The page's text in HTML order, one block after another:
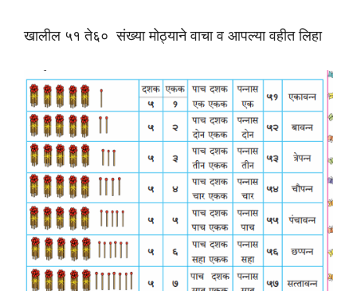
खालील ५१ ते६० संख्या मोठ्याने वाचा व आपल्या वहीत लिहा